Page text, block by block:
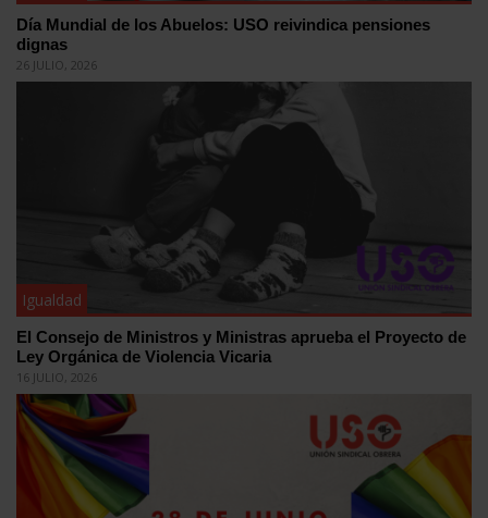
Día Mundial de los Abuelos: USO reivindica pensiones
dignas
26 JULIO, 2026
Igualdad
El Consejo de Ministros y Ministras aprueba el Proyecto de
Ley Orgánica de Violencia Vicaria
16 JULIO, 2026